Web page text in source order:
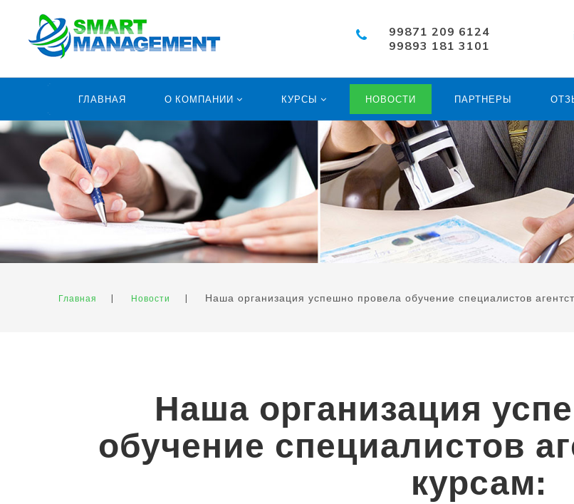
99871 209 6124
99893 181 3101
ГЛАВНАЯ О КОМПАНИИ КУРСЫ НОВОСТИ ПАРТНЕРЫ
Главная | Новости | Наша организация успешно провела обучение специалистов
Наша организация
обучение специалистов
курсам: